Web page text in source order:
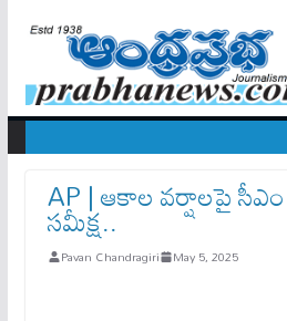
AP | ఆకాల వ‌ర్షాల‌పై
స‌మీక్ష‌..
Pavan Chandragiri May 5, 2025